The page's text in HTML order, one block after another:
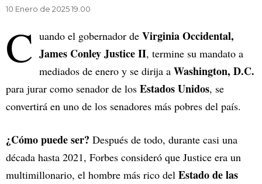
10 Enero de 2025 19.00
C uando el gobernador de Virginia Occidental,
James Conley Justice II, termine su mandato a
mediados de enero y se dirija a Washington, D.C.
para jurar como senador de los Estados Unidos, se
convertirá en uno de los senadores más pobres del país.
¿Cómo puede ser? Después de todo, durante casi una
década hasta 2021, Forbes consideró que Justice era un
multimillonario, el hombre más rico del Estado de las